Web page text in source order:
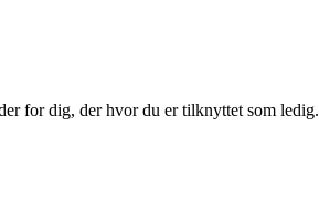
for dig, der hvor du er tilknyttet som ledig.